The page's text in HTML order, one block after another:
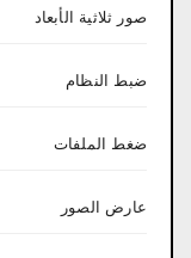
صور ثلاثية الأبعاد
ضبط النظام
ضغط الملفات
عارض الصور